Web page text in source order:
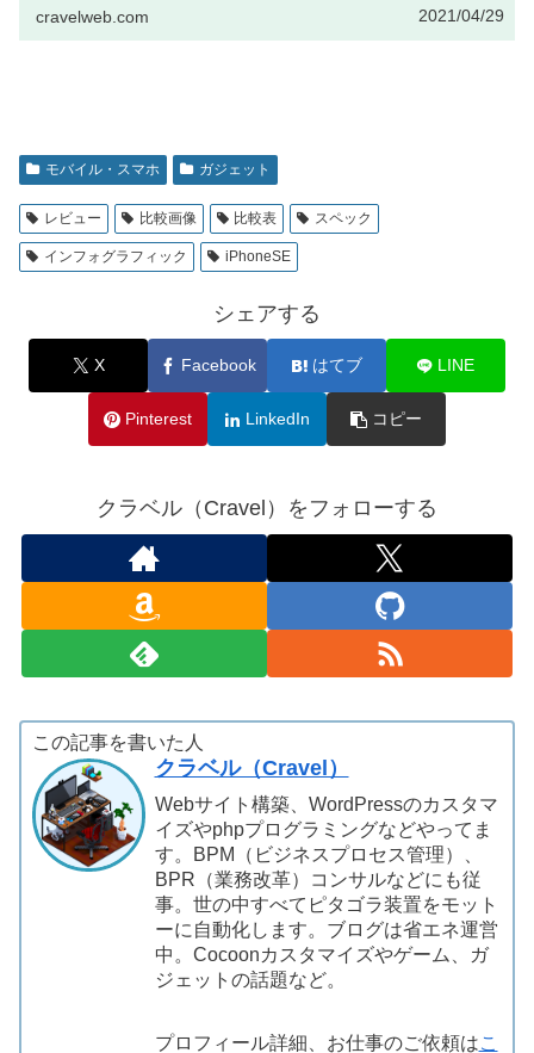
てみました。現在展示中の実物大ロボットは日本全国
cravelweb.com 2021/04/29
モバイル・スマホ ガジェット
レビュー 比較画像 比較表 スペック
インフォグラフィック iPhoneSE
シェアする
X Facebook はてブ LINE
Pinterest LinkedIn コピー
クラベル（Cravel）をフォローする
この記事を書いた人
クラベル（Cravel）
Webサイト構築、WordPressのカスタマ
イズやphpプログラミングなどやってま
す。BPM（ビジネスプロセス管理）、
BPR（業務改革）コンサルなどにも従
事。世の中すべてピタゴラ装置をモット
ーに自動化します。ブログは省エネ運営
中。Cocoonカスタマイズやゲーム、ガ
ジェットの話題など。
プロフィール詳細、お仕事のご依頼はこ